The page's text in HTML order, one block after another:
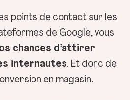
points de contact sur les
de Google, vous
chances d’attirer
internautes. Et donc de
en magasin.